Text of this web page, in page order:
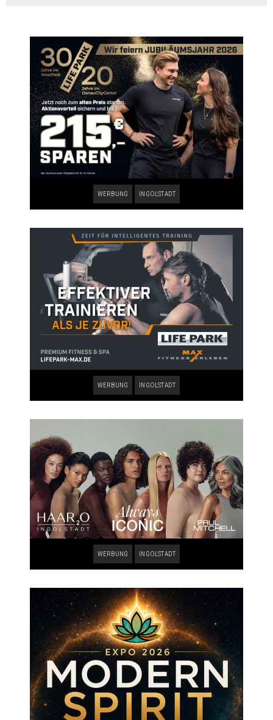
WERBUNG INGOLSTADT
WERBUNG INGOLSTADT
WERBUNG INGOLSTADT